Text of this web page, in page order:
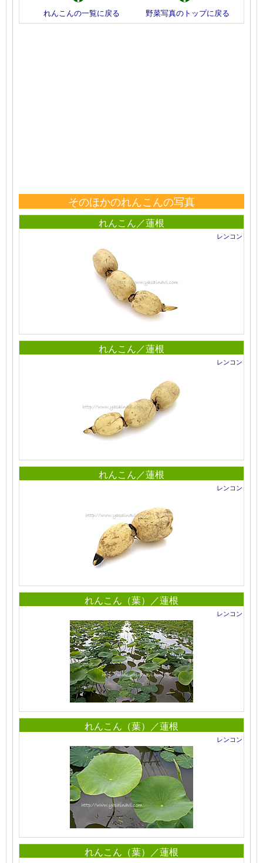
れんこんの一覧に戻る 野菜写真のトップに戻る
そのほかのれんこんの写真
れんこん／蓮根
レンコン
れんこん／蓮根
レンコン
れんこん／蓮根
レンコン
れんこん（葉）／蓮根
レンコン
れんこん（葉）／蓮根
レンコン
れんこん（葉）／蓮根